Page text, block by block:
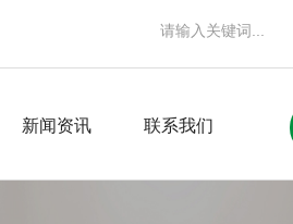
新闻资讯 联系我们